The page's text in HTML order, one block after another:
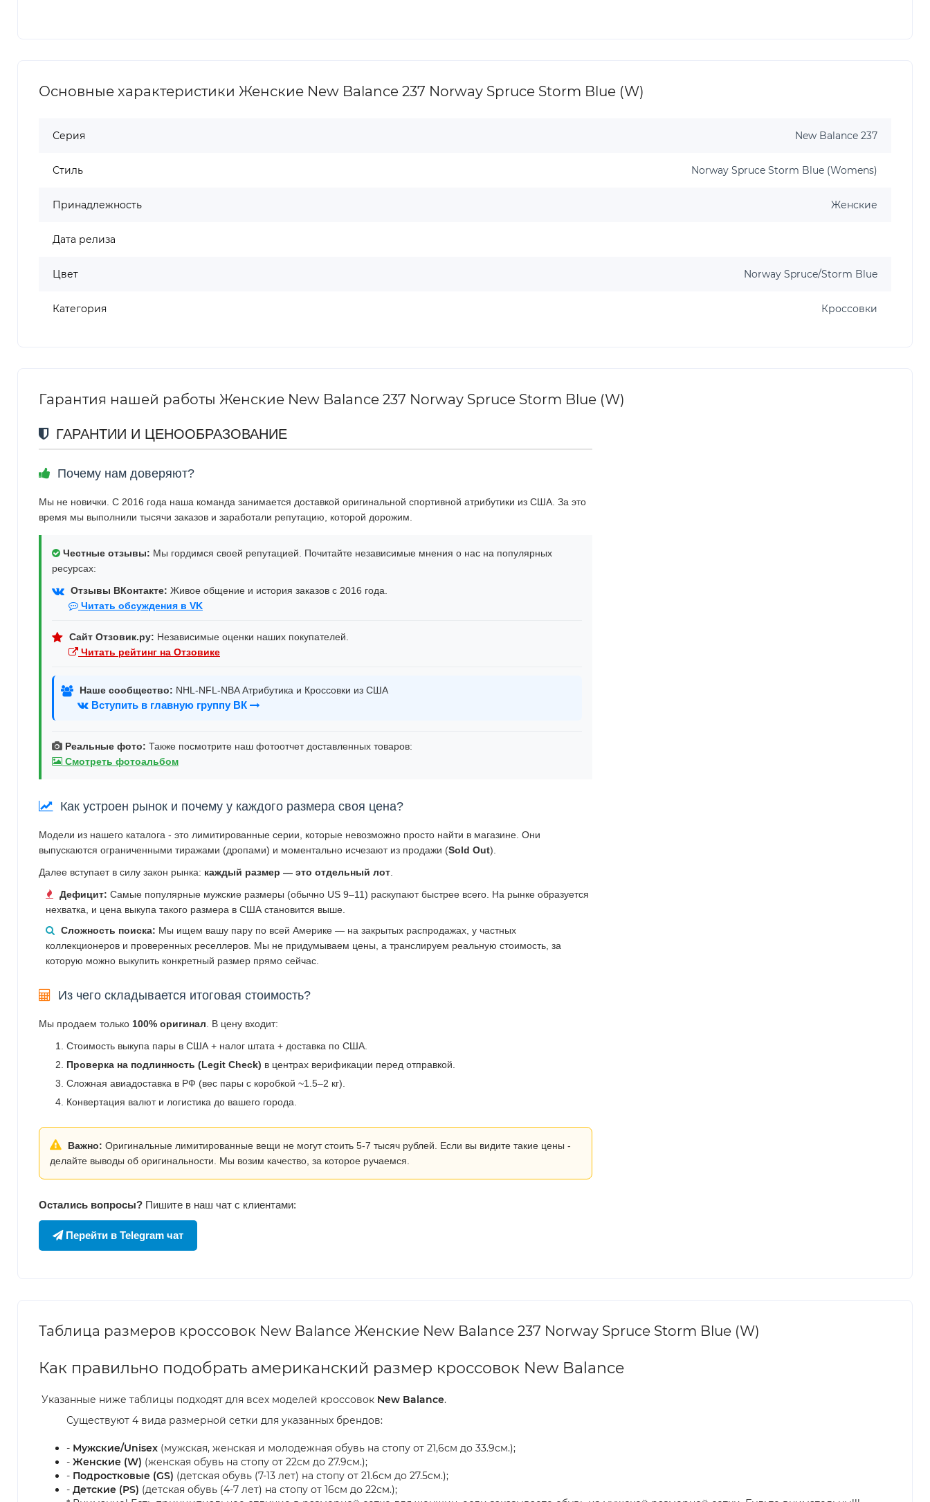
Основные характеристики Женские New Balance 237 Norway Spruce Storm Blue (W)
Серия New Balance 237
Стиль Norway Spruce Storm Blue (Womens)
Принадлежность Женские
Дата релиза
Цвет Norway Spruce/Storm Blue
Категория Кроссовки
Гарантия нашей работы Женские New Balance 237 Norway Spruce Storm Blue (W)
ГАРАНТИИ И ЦЕНООБРАЗОВАНИЕ
Почему нам доверяют?
Мы не новички. С 2016 года наша команда занимается доставкой оригинальной спортивной атрибутики из США. За это
время мы выполнили тысячи заказов и заработали репутацию, которой дорожим.
Честные отзывы: Мы гордимся своей репутацией. Почитайте независимые мнения о нас на популярных
ресурсах:
Отзывы ВКонтакте: Живое общение и история заказов с 2016 года.
Читать обсуждения в VK
Сайт Отзовик.ру: Независимые оценки наших покупателей.
Читать рейтинг на Отзовике
Наше сообщество: NHL-NFL-NBA Атрибутика и Кроссовки из США
Вступить в главную группу ВК
Реальные фото: Также посмотрите наш фотоотчет доставленных товаров:
Смотреть фотоальбом
Как устроен рынок и почему у каждого размера своя цена?
Модели из нашего каталога - это лимитированные серии, которые невозможно просто найти в магазине. Они
выпускаются ограниченными тиражами (дропами) и моментально исчезают из продажи (Sold Out).
Далее вступает в силу закон рынка: каждый размер — это отдельный лот
Дефицит: Самые популярные мужские размеры (обычно US 9–11) раскупают быстрее всего. На рынке образуется
нехватка, и цена выкупа такого размера в США становится выше.
Сложность поиска: Мы ищем вашу пару по всей Америке — на закрытых распродажах, у частных
коллекционеров и проверенных реселлеров. Мы не придумываем цены, а транслируем реальную стоимость, за
которую можно выкупить конкретный размер прямо сейчас.
Из чего складывается итоговая стоимость?
Мы продаем только 100% оригинал . В цену входит:
Стоимость выкупа пары в США + налог штата + доставка по США.
Проверка на подлинность (Legit Check) в центрах верификации перед отправкой.
Сложная авиадоставка в РФ (вес пары с коробкой ~1.5–2 кг).
Конвертация валют и логистика до вашего города.
Важно: Оригинальные лимитированные вещи не могут стоить 5-7 тысяч рублей. Если вы видите такие цены -
делайте выводы об оригинальности. Мы возим качество, за которое ручаемся.
Остались вопросы? Пишите в наш чат с клиентами:
Перейти в Telegram чат
Таблица размеров кроссовок New Balance Женские New Balance 237 Norway Spruce Storm Blue (W)
Как правильно подобрать американский размер кроссовок New Balance
Указанные ниже таблицы подходят для всех моделей кроссовок New Balance.
Существуют 4 вида размерной сетки для указанных брендов:
- Мужские/Unisex (мужская, женская и молодежная обувь на стопу от 21,6см до 33.9см.);
- Женские (W) (женская обувь на стопу от 22см до 27.9см.);
- Подростковые (GS) (детская обувь (7-13 лет) на стопу от 21.6см до 27.5см.);
- Детские (PS) (детская обувь (4-7 лет) на стопу от 16см до 22см.);